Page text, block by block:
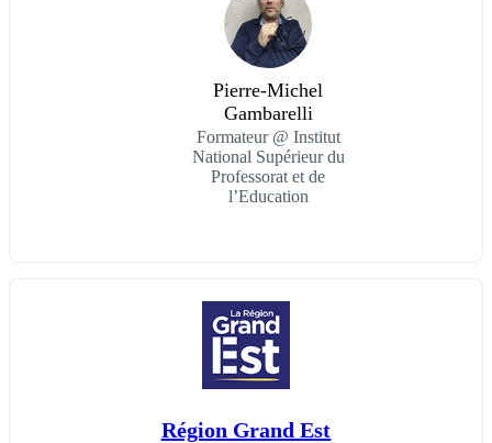
Pierre-Michel
Gambarelli
Formateur @ Institut
National Supérieur du
Professorat et de
l’Education
Région Grand Est